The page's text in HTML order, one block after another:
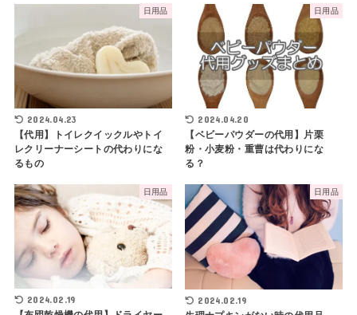
日用品
2024.04.23
【代用】トイレクイックルやトイ
レクリーナーシートの代わりにな
るもの
日用品
2024.04.20
【ベビーパウダーの代用】片栗
粉・小麦粉・重曹は代わりにな
る？
日用品
2024.02.19
日用品
2024.02.19